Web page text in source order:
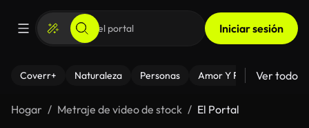
Iniciar sesión
Coverr+ Naturaleza Personas Amor Y Relaciones
Ver todo
Hogar Metraje de video de stock El Portal